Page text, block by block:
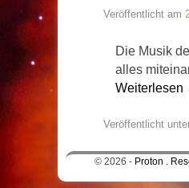
Veröffentlicht am
Die Musik
alles
Weiterlesen
Veröffentlicht
© 2026 - Proton .